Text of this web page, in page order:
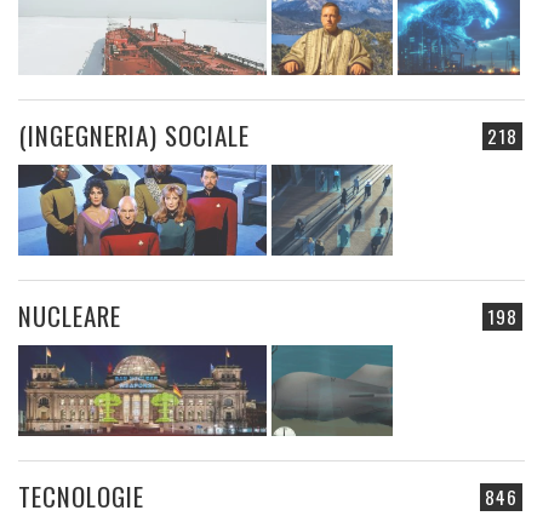
218
(INGEGNERIA) SOCIALE
198
NUCLEARE
846
TECNOLOGIE